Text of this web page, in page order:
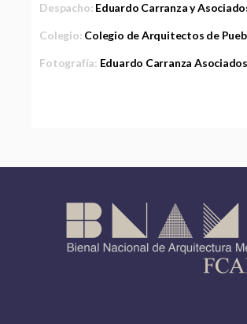
Despacho: Eduardo Carranza y
Colegio: Colegio de Arquitectos de
Fotografía: Eduardo Carranza Asociados